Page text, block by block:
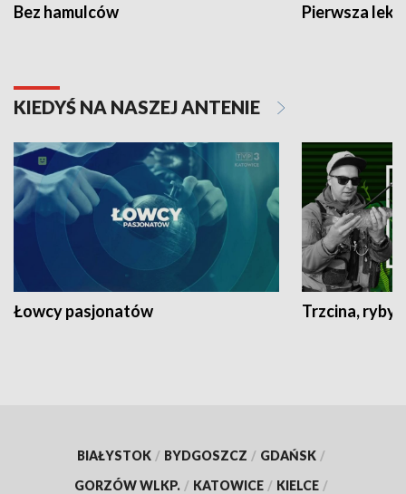
Bez hamulców Pierwsza
KIEDYŚ NA NASZEJ ANTENIE
Łowcy pasjonatów Trzcina, ryby
BIAŁYSTOK / BYDGOSZCZ / GDAŃSK /
GORZÓW WLKP. / KATOWICE / KIELCE /